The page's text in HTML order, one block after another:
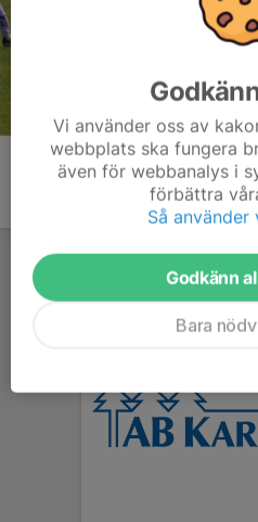
Vi använder oss av
webbplats ska fungera
även för webbanalys i
förbättra
Så använder
Godkänn
Bara